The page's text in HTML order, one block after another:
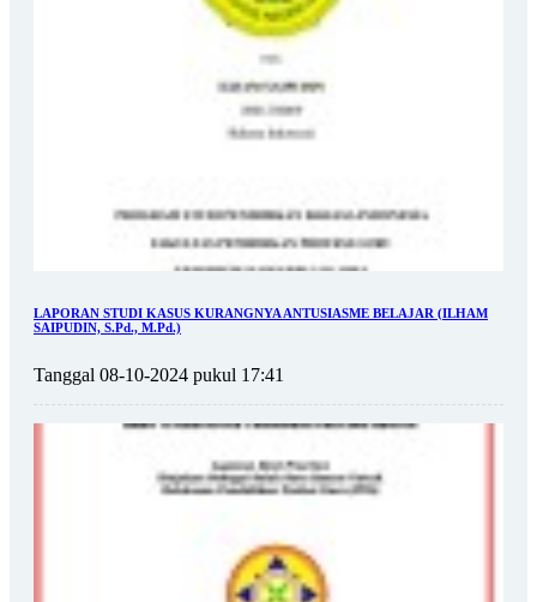
LAPORAN STUDI KASUS KURANGNYA ANTUSIASME BELAJAR (ILHAM
SAIPUDIN, S.Pd., M.Pd.)
Tanggal 08-10-2024 pukul 17:41